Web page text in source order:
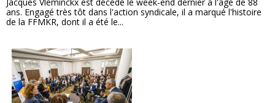
ans. Engagé très tôt dans l'action syndicale, il a marqué l'histoire
de la FFMKR, dont il a été le...